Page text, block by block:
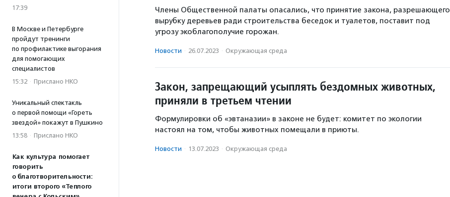
17:39
В Москве и Петербурге
пройдут тренинги
по профилактике выгорания
для помогающих
специалистов
15:32 · Прислано НКО
Уникальный спектакль
о первой помощи «Гореть
звездой» покажут в Пушкино
13:58 · Прислано НКО
Как культура помогает
говорить
о благотворительности:
итоги второго «Теплого
Члены Общественной палаты опасались, что принятие закона, разрешающего
вырубку деревьев ради строительства беседок и туалетов, поставит под
угрозу экоблагополучие горожан.
Новости · 26.07.2023 · Окружающая среда
Закон, запрещающий усыплять бездомных животных,
приняли в третьем чтении
Формулировки об «эвтаназии» в законе не будет: комитет по экологии
настоял на том, чтобы животных помещали в приюты.
Новости · 13.07.2023 · Окружающая среда